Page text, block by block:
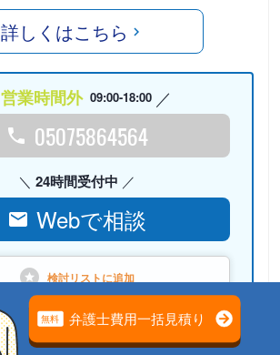
詳しくはこちら
営業時間外 09:00-18:00
05075864564
24時間受付中
Webで相談
検討リストに追加